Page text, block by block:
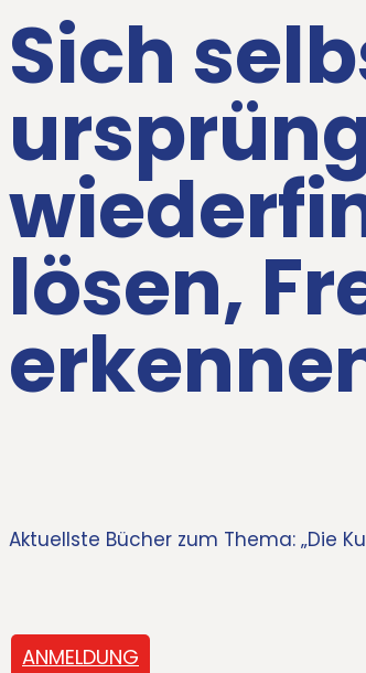
Sich
lösen,
Aktuellste Bücher zum Thema: „Die
ANMELDUNG